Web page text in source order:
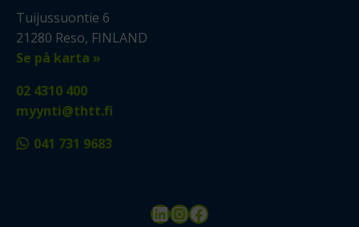
Tuijussuontie 6
21280 Reso, FINLAND
Se på karta »
02 4310 400
myynti@thtt.fi
041 731 9683
LinkedIn
Instagram
Facebook